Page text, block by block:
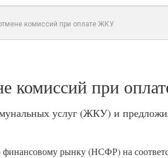
комиссий при оплате ЖКУ
комиссий при
услуг (ЖКУ) и
рынку (НСФР) на